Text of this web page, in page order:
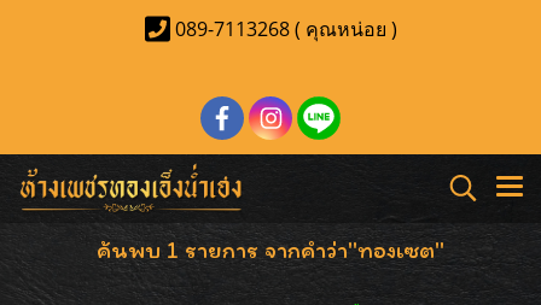
089-7113268 ( คุณหน่อย )
ค้นพบ 1 รายการ จากคำว่า"ทองเซต"